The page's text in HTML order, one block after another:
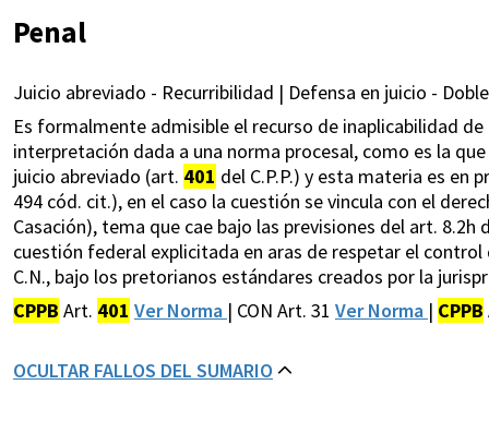
Penal
Juicio abreviado - Recurribilidad | Defensa en juicio -
Es formalmente admisible el recurso de inaplicabilidad
interpretación dada a una norma procesal, como es la
juicio abreviado (art. 401 del C.P.P.) y esta materia es en
494 cód. cit.), en el caso la cuestión se vincula con el
Casación), tema que cae bajo las previsiones del art.
cuestión federal explicitada en aras de respetar el
C.N., bajo los pretorianos estándares creados por la
CPPB Art. 401 Ver Norma | CON Art. 31 Ver Norma | CPPB
OCULTAR FALLOS DEL SUMARIO